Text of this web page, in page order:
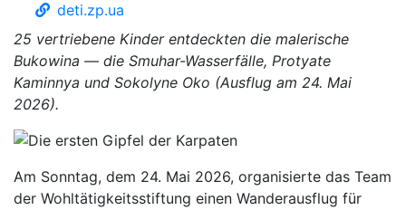
deti.zp.ua
25 vertriebene Kinder entdeckten die malerische
Bukowina — die Smuhar-Wasserfälle, Protyate
Kaminnya und Sokolyne Oko (Ausflug am 24. Mai
2026).
Am Sonntag, dem 24. Mai 2026, organisierte das Team
der Wohltätigkeitsstiftung einen Wanderausflug für